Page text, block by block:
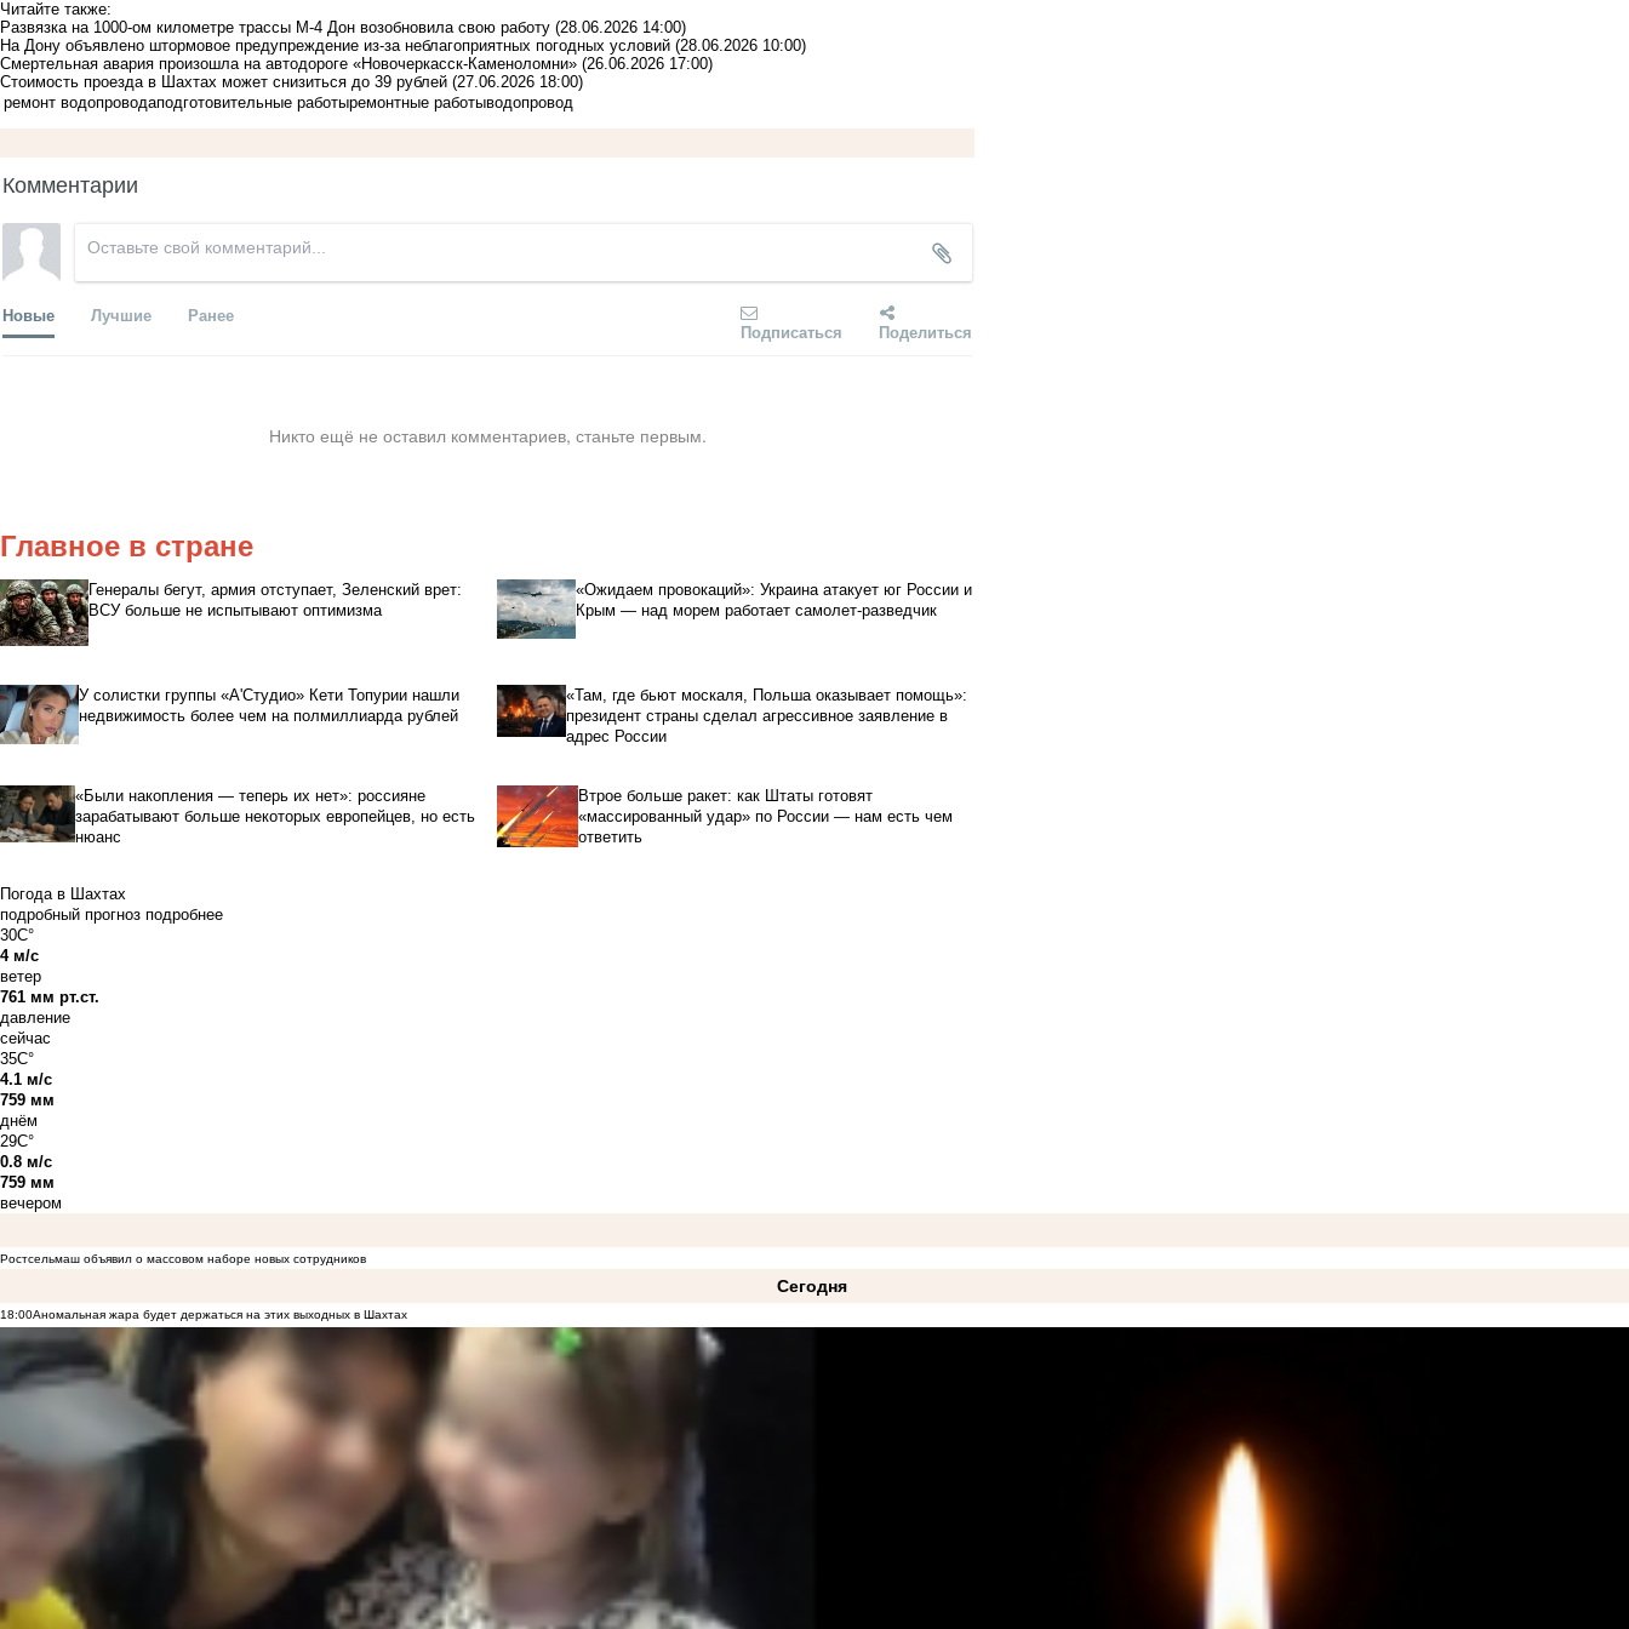
Читайте также:
Развязка на 1000-ом километре трассы М-4 Дон возобновила свою работу (28.06.2026 14:00)
На Дону объявлено штормовое предупреждение из-за неблагоприятных погодных условий (28.06.2026 10:00)
Смертельная авария произошла на автодороге «Новочеркасск-Каменоломни» (26.06.2026 17:00)
Стоимость проезда в Шахтах может снизиться до 39 рублей (27.06.2026 18:00)
ремонт водопроводаподготовительные работыремонтные работыводопровод
Комментарии
Новые Лучшие Ранее
Подписаться Поделиться
Никто ещё не оставил комментариев, станьте первым.
Главное в стране
Генералы бегут, армия отступает, Зеленский врет:
ВСУ больше не испытывают оптимизма
«Ожидаем провокаций»: Украина атакует юг России и
Крым — над морем работает самолет-разведчик
У солистки группы «А'Студио» Кети Топурии нашли
недвижимость более чем на полмиллиарда рублей
«Там, где бьют москаля, Польша оказывает помощь»:
президент страны сделал агрессивное заявление в
адрес России
«Были накопления — теперь их нет»: россияне
зарабатывают больше некоторых европейцев, но есть
нюанс
Втрое больше ракет: как Штаты готовят
«массированный удар» по России — нам есть чем
ответить
Погода в Шахтах
подробный прогноз подробнее
30C°
4 м/с
ветер
761 мм рт.ст.
давление
сейчас
35C°
4.1 м/с
759 мм
днём
29C°
0.8 м/с
759 мм
вечером
Ростсельмаш объявил о массовом наборе новых сотрудников
Сегодня
18:00Аномальная жара будет держаться на этих выходных в Шахтах